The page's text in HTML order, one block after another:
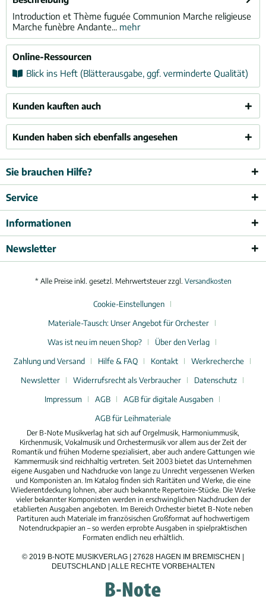
Introduction et Thème fuguée Communion Marche religieuse
Marche funèbre Andante... mehr
Online-Ressourcen
Blick ins Heft (Blätterausgabe, ggf. verminderte Qualität)
Kunden kauften auch
Kunden haben sich ebenfalls angesehen
Sie brauchen Hilfe?
Service
Informationen
Newsletter
* Alle Preise inkl. gesetzl. Mehrwertsteuer zzgl. Versandkosten
Cookie-Einstellungen
Materiale-Tausch: Unser Angebot für Orchester
Was ist neu im neuen Shop?
Über den Verlag
Zahlung und Versand
Hilfe & FAQ Kontakt
Werkrecherche
Newsletter
Widerrufsrecht als Verbraucher
Datenschutz
Impressum
AGB
AGB für digitale Ausgaben
AGB für Leihmateriale
Der B-Note Musikverlag hat sich auf Orgelmusik, Harmoniummusik,
Kirchenmusik, Vokalmusik und Orchestermusik vor allem aus der Zeit der
Romantik und frühen Moderne spezialisiert, aber auch andere Gattungen wie
Kammermusik sind reichhaltig vertreten. Seit 2003 bietet das Unternehmen
eigene Ausgaben und Nachdrucke von lange zu Unrecht vergessenen Werken
und Komponisten an. Im Katalog finden sich Raritäten und Werke, die eine
Wiederentdeckung lohnen, aber auch bekannte Repertoire-Stücke. Die Werke
vieler bekannter Komponisten werden in erschwinglichen Nachdrucken der
etablierten Ausgaben angeboten. Im Bereich Orchester bietet B-Note neben
Partituren auch Materiale im französischen Großformat auf hochwertigem
Notendruckpapier an – so werden erprobte Ausgaben in spielpraktischen
Formaten endlich neu erhältlich.
© 2019 B-NOTE MUSIKVERLAG | 27628 HAGEN IM BREMISCHEN |
DEUTSCHLAND | ALLE RECHTE VORBEHALTEN